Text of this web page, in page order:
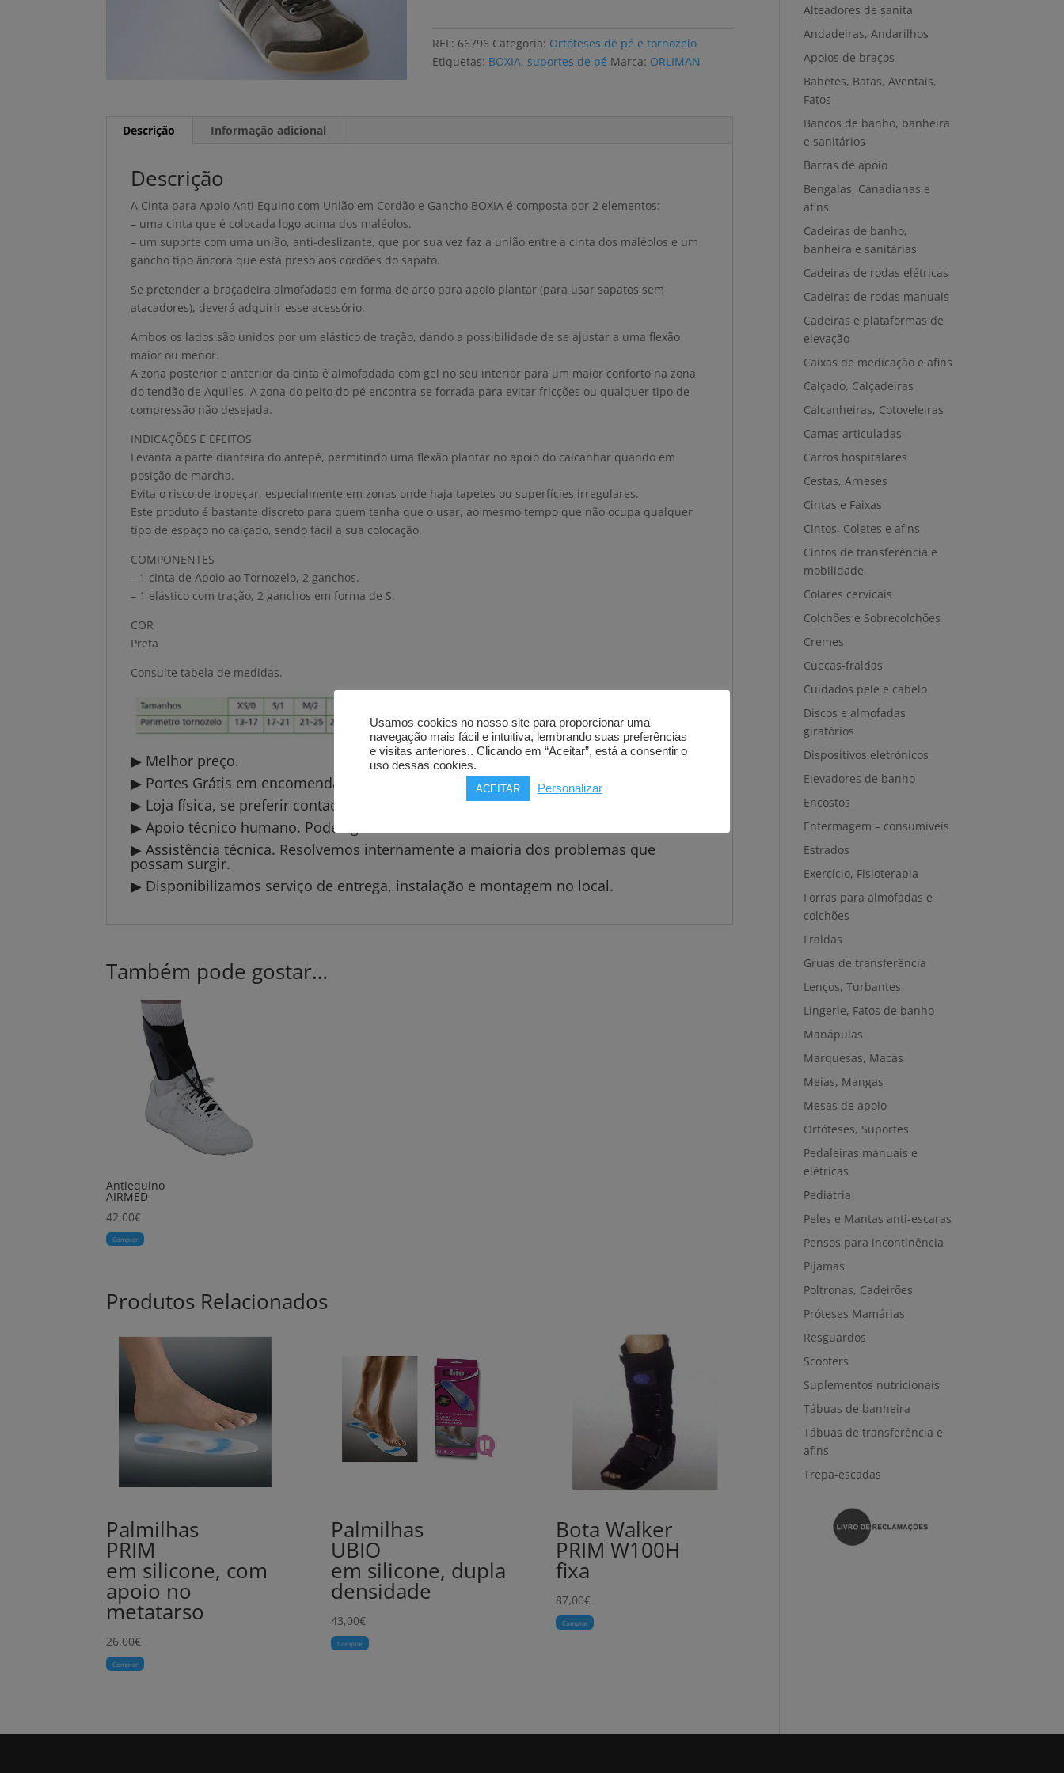
para
REF: 66796 Categoria: Ortóteses de pé e tornozelo
Etiquetas: BOXIA, suportes de pé Marca: ORLIMAN
Descrição Informação adicional
Descrição
A Cinta para Apoio Anti Equino com União em Cordão e Gancho BOXIA é composta por 2 elementos:
– uma cinta que é colocada logo acima dos maléolos.
– um suporte com uma união, anti-deslizante, que por sua vez faz a união entre a cinta dos maléolos e um
gancho tipo âncora que está preso aos cordões do sapato.
Se pretender a braçadeira almofadada em forma de arco para apoio plantar (para usar sapatos sem
atacadores), deverá adquirir esse acessório.
Ambos os lados são unidos por um elástico de tração, dando a possibilidade de se ajustar a uma flexão
maior ou menor.
A zona posterior e anterior da cinta é almofadada com gel no seu interior para um maior conforto na zona
do tendão de Aquiles. A zona do peito do pé encontra-se forrada para evitar fricções ou qualquer tipo de
compressão não desejada.
INDICAÇÕES E EFEITOS
Levanta a parte dianteira do antepé, permitindo uma flexão plantar no apoio do calcanhar quando em
posição de marcha.
Evita o risco de tropeçar, especialmente em zonas onde haja tapetes ou superfícies irregulares.
Este produto é bastante discreto para quem tenha que o usar, ao mesmo tempo que não ocupa qualquer
tipo de espaço no calçado, sendo fácil a sua colocação.
COMPONENTES
– 1 cinta de Apoio ao Tornozelo, 2 ganchos.
– 1 elástico com tração, 2 ganchos em forma de S.
COR
Preta
Consulte tabela de medidas.
▶ Melhor preço.
▶ Portes Grátis em encomendas a partir de 75€.
▶ Loja física, se preferir contactar pessoalmente.
▶ Apoio técnico humano. Pode ligar e esclarecemos todas as suas dúvidas.
▶ Assistência técnica. Resolvemos internamente a maioria dos problemas que
possam surgir.
▶ Disponibilizamos serviço de entrega, instalação e montagem no local.
Também pode gostar…
Antiequino
AIRMED
42,00€
Comprar
Produtos Relacionados
Palmilhas
PRIM
em silicone, com
apoio no
metatarso
26,00€
Comprar
Palmilhas
UBIO
em silicone, dupla
densidade
43,00€
Comprar
Bota Walker
PRIM W100H
fixa
87,00€
Comprar
Alteadores de sanita
Andadeiras, Andarilhos
Apoios de braços
Babetes, Batas, Aventais,
Fatos
Bancos de banho, banheira
e sanitários
Barras de apoio
Bengalas, Canadianas e
afins
Cadeiras de banho,
banheira e sanitárias
Cadeiras de rodas elétricas
Cadeiras de rodas manuais
Cadeiras e plataformas de
elevação
Caixas de medicação e afins
Calçado, Calçadeiras
Calcanheiras, Cotoveleiras
Camas articuladas
Carros hospitalares
Cestas, Arneses
Cintas e Faixas
Cintos, Coletes e afins
Cintos de transferência e
mobilidade
Colares cervicais
Colchões e Sobrecolchões
Cremes
Cuecas-fraldas
Cuidados pele e cabelo
Discos e almofadas
giratórios
Dispositivos eletrónicos
Elevadores de banho
Encostos
Enfermagem – consumíveis
Estrados
Exercício, Fisioterapia
Forras para almofadas e
colchões
Fraldas
Gruas de transferência
Lenços, Turbantes
Lingerie, Fatos de banho
Manápulas
Marquesas, Macas
Meias, Mangas
Mesas de apoio
Ortóteses, Suportes
Pedaleiras manuais e
elétricas
Pediatria
Peles e Mantas anti-escaras
Pensos para incontinência
Pijamas
Poltronas, Cadeirões
Próteses Mamárias
Resguardos
Scooters
Suplementos nutricionais
Tábuas de banheira
Tábuas de transferência e
afins
Trepa-escadas
Usamos cookies no nosso site para proporcionar uma
navegação mais fácil e intuitiva, lembrando suas preferências
e visitas anteriores.. Clicando em “Aceitar”, está a consentir o
uso dessas cookies.
ACEITAR Personalizar